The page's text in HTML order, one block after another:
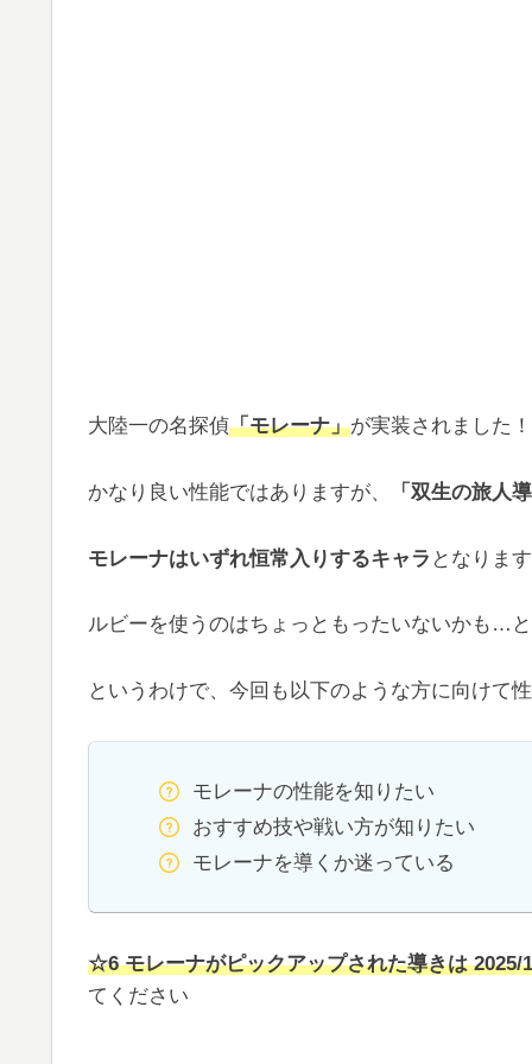
大陸一の名探偵「モレーナ」が実装されました！
かなり良い性能ではありますが、 「双生の旅人
モレーナはいずれ恒常入りするキャラ となります
ルビーを使うのはちょっともったいないかも…
というわけで、今回も以下のような方に向けて
モレーナの性能を知りたい
おすすめ技や戦い方が知りたい
モレーナを導くか迷っている
☆6 モレーナがピックアップされた導きは 2025/
てください